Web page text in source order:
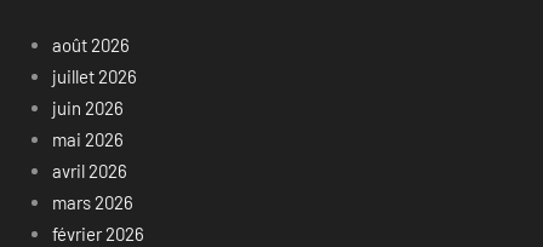
août 2026
juillet 2026
juin 2026
mai 2026
avril 2026
mars 2026
février 2026